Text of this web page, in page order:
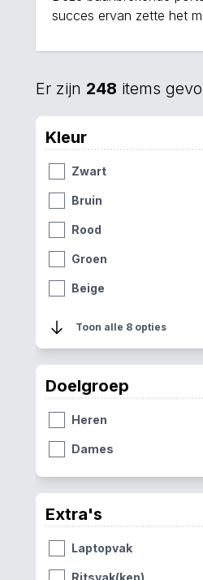
succes ervan zette het
Er zijn 248 items
Kleur
Zwart
Bruin
Rood
Groen
Beige
Taupe
Toon alle 8 opties
Doelgroep
Heren
Dames
Extra's
Laptopvak
Ritsvak(ken)